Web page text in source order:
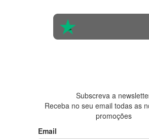
Subscreva a
Receba no seu email todas as
promoções
Email